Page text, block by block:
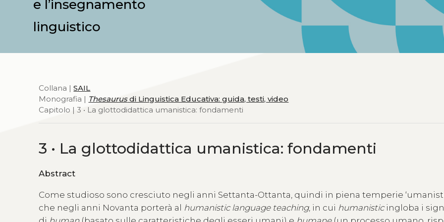
e l’insegnamento
linguistico
Collana |SAIL
Monografia | Thesaurusdi Linguistica Educativa: guida, testi, video
Capitolo | 3 • La glottodidattica umanistica: fondamenti
3 • La glottodidattica umanistica: fondamenti
Abstract
Come studioso sono cresciuto negli anni Settanta-Ottanta, quindi in piena temperie
che negli anni Novanta porterà al humanistic language teaching, in cui humanisticingloba i